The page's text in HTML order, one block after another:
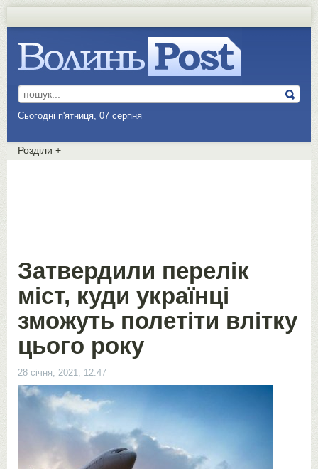
Сьогодні п'ятниця, 07 серпня
Розділи +
Затвердили перелік
міст, куди українці
зможуть полетіти влітку
цього року
28 січня, 2021, 12:47